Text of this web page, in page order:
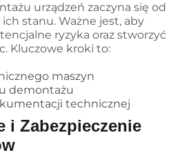
urządzeń zaczyna się od
ich stanu. Ważne jest, aby
ryzyka oraz stworzyć
Kluczowe kroki to:
maszyn
demontażu
technicznej
i Zabezpieczenie